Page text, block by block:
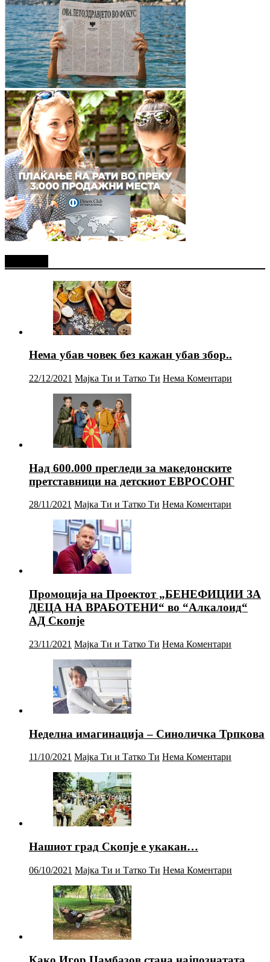
Нема убав човек без кажан убав збор..
22/12/2021 Мајка Ти и Татко Ти Нема Коментари
Над 600.000 прегледи за македонските
претставници на детскиот ЕВРОСОНГ
28/11/2021 Мајка Ти и Татко Ти Нема Коментари
Промоција на Проектот „БЕНЕФИЦИИ ЗА
ДЕЦА НА ВРАБОТЕНИ“ во “Алкалоид“
АД Скопје
23/11/2021 Мајка Ти и Татко Ти Нема Коментари
Неделна имагинација – Синоличка Трпкова
11/10/2021 Мајка Ти и Татко Ти Нема Коментари
Нашиот град Скопје е укакан…
06/10/2021 Мајка Ти и Татко Ти Нема Коментари